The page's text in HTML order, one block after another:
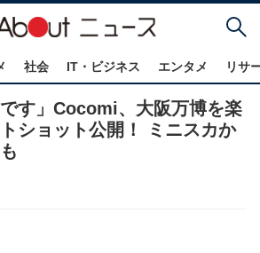
社会 IT・ビジネス エンタメ リサ
です」Cocomi、大阪万博を楽
ショット公開！ ミニスカか